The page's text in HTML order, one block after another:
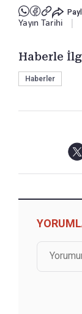
Yayın Tarihi
Haberle
Haberler